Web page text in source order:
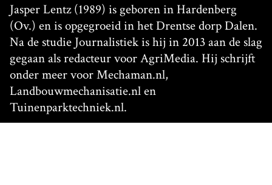
Jasper Lentz (1989) is geboren in Hardenberg
(Ov.) en is opgegroeid in het Drentse dorp Dalen.
Na de studie Journalistiek is hij in 2013 aan de slag
gegaan als redacteur voor AgriMedia. Hij schrijft
onder meer voor Mechaman.nl,
Landbouwmechanisatie.nl en
Tuinenparktechniek.nl.